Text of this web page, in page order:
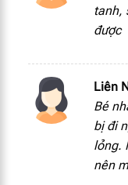
tanh,
được
Liên
Bé
bị đi
lỏng.
nên